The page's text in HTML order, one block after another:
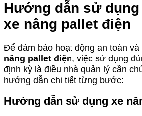
Hướng dẫn sử dụng
xe nâng pallet điện
Để đảm bảo hoạt động an toàn và
nâng pallet điện, việc sử dụng
định kỳ là điều nhà quản lý cần
hướng dẫn chi tiết từng bước:
Hướng dẫn sử dụng xe